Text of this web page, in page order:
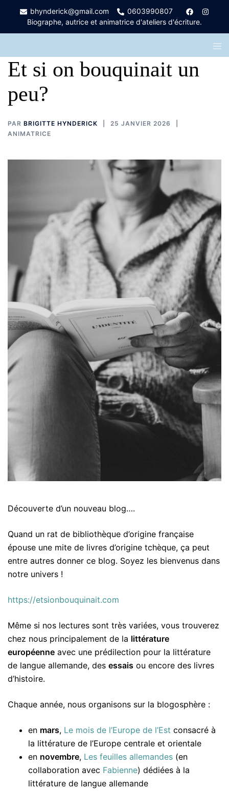
contenu
bhynderick@gmail.com
0603990807
Biographe, autrice et animatrice d'ateliers d'écriture.
Et si on bouquinait un
peu?
PAR BRIGITTE HYNDERICK
25 JANVIER 2026
ANIMATRICE
Découverte d’un nouveau blog….
Quand un rat de bibliothèque d’origine française
épouse une mite de livres d’origine tchèque, ça peut
entre autres donner ce blog. Soyez les bienvenus dans
notre univers !
https://etsionbouquinait.com
Même si nos lectures sont très variées, vous trouverez
chez nous principalement de la littérature
européenne avec une prédilection pour la littérature
de langue allemande, des essais ou encore des livres
d’histoire.
Chaque année, nous organisons sur la blogosphère :
en mars, Le mois de l’Europe de l’Est consacré à
la littérature de l’Europe centrale et orientale
en novembre, Les feuilles allemandes (en
collaboration avec Fabienne) dédiées à la
littérature de langue allemande